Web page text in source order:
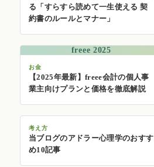
る「すらすら読めて一生使える 契
約書のルールとマナー」
freee 2025
お金
【2025年最新】freee会計の個人事
業主向けプランと価格を徹底解説
考え方
当ブログのアドラー心理学のおすす
め10記事